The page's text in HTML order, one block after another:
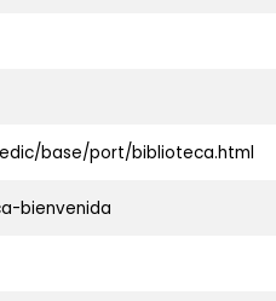
base/port/biblioteca.html
bienvenida